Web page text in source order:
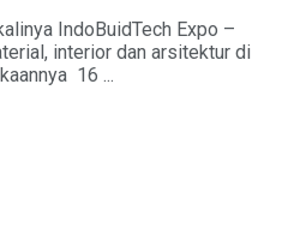
IndoBuidTech Expo –
interior dan arsitektur di
16 ...